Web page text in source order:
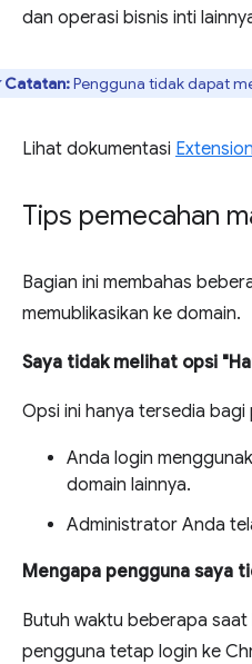
dan operasi bisnis inti
Catatan:Pengguna tidak dapat
Lihat dokumentasi
Tips pemecahan
Bagian ini membahas
memublikasikan ke domain.
Saya tidak melihat opsi
Opsi ini hanya tersedia
Anda login
domain lainnya.
Administrator Anda
Mengapa pengguna saya
Butuh waktu beberapa
pengguna tetap login ke